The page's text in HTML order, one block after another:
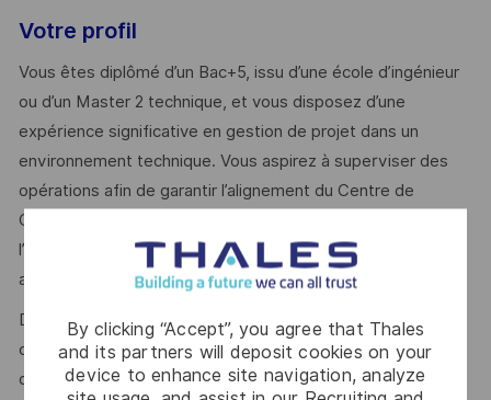
By clicking “Accept”, you agree that Thales
and its partners will deposit cookies on your
device to enhance site navigation, analyze
Votre profil
Vous êtes diplômé d’un Bac+5, issu d’une école d’ingénieur
ou d’un Master 2 technique, et vous disposez d’une
expérience significative en gestion de projet dans un
environnement technique. Vous aspirez à superviser des
opérations afin de garantir l’alignement du Centre de
Compétences avec les enjeux de performance de
l’Ingénierie, tout en évoluant dans un rôle à responsabilité
au sein d’un environnement stimulant.
Doté d’un véritable leadership, vous savez fédérer,
collaborer efficacement et piloter des équipes transverses
dans un contexte organisationnel complexe. Vous faites